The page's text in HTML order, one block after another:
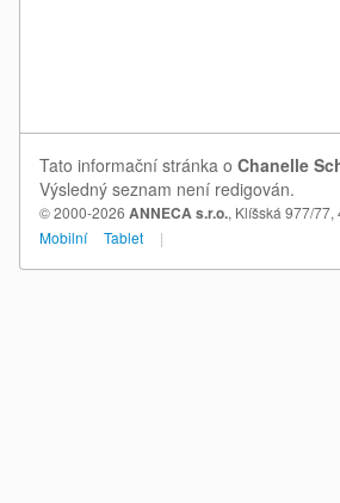
Tato informační stránka o Chanelle
Výsledný seznam není redigován.
© 2000-2026 ANNECA s.r.o., Klíšská 977/
Mobilní
Tablet |